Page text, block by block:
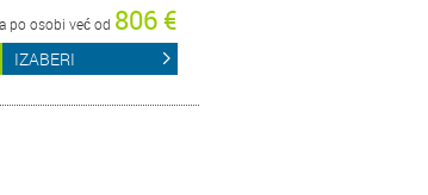
po osobi već od 806 €
IZABERI